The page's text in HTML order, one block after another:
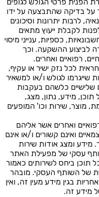
על בדיקה שהתבצעה על ידו
לרבות יתרונות וסיכונים
לקבלת ייעוץ מתאים
כספיות, ענייני מיסוי
לביצוע ההשקעה. וכך
רפואיים ואחרים.
לכל נזק ישיר או עקיף,
שייגרמו לגולש ו/או למשאיר
שלישיים כלשהם בעקבות
מידע, נתון, מצג,
מוצר, שירות וכו' המופעים
ואחרים אשר אליהם
ואינם קשורים ו/או אינם
ומצג אודות שירות
עסקי של מפעילת האתר
תוכן ביחס לשירותים כאמור
של השותף העסקי. מובהר
בגין מידע מעין זה, ואין
מידע זה.